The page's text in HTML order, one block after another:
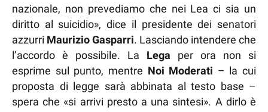
nazionale, non prevediamo che nei Lea ci sia un
diritto al suicidio», dice il presidente dei senatori
azzurri Maurizio Gasparri. Lasciando intendere che
l’accordo è possibile. La Lega per ora non si
esprime sul punto, mentre Noi Moderati – la cui
proposta di legge sarà abbinata al testo base –
spera che «si arrivi presto a una sintesi». A dirlo è